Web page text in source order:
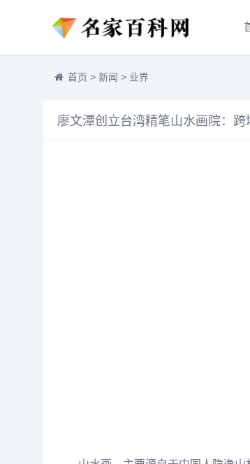
首页 > 新闻 > 业界
廖文潭创立台湾精笔山水画院：